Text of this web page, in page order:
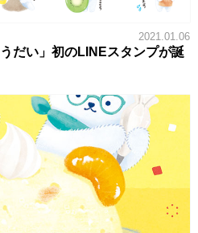
2021.01.06
だい」初のLINEスタンプが誕